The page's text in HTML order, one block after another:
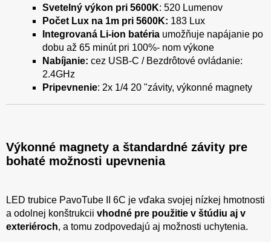
Svetelný výkon pri 5600K: 520 Lumenov
Počet Lux na 1m pri 5600K: 183 Lux
Integrovaná Li-ion batéria umožňuje napájanie po
dobu až 65 minút pri 100%- nom výkone
Nabíjanie: cez USB-C / Bezdrôtové ovládanie:
2.4GHz
Pripevnenie: 2x 1/4 20 "závity, výkonné magnety
Výkonné magnety a štandardné závity pre
bohaté možnosti upevnenia
LED trubice PavoTube II 6C je vďaka svojej nízkej hmotnosti
a odolnej konštrukcii vhodné pre použitie v štúdiu aj v
exteriéroch, a tomu zodpovedajú aj možnosti uchytenia.